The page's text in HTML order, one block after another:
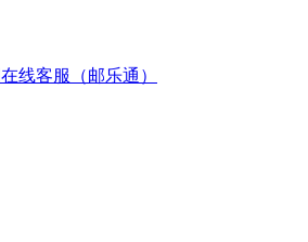
在线客服（邮乐通）